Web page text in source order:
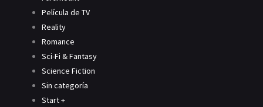
Película de TV
Reality
Romance
Sci-Fi & Fantasy
Science Fiction
Sin categoría
Start +